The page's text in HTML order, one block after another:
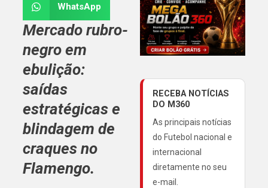
WhatsApp
Mercado rubro-
negro em
ebulição:
saídas
estratégicas e
blindagem de
craques no
Flamengo.
RECEBA NOTÍCIAS
DO M360
As principais notícias
do Futebol nacional e
internacional
diretamente no seu
e-mail.